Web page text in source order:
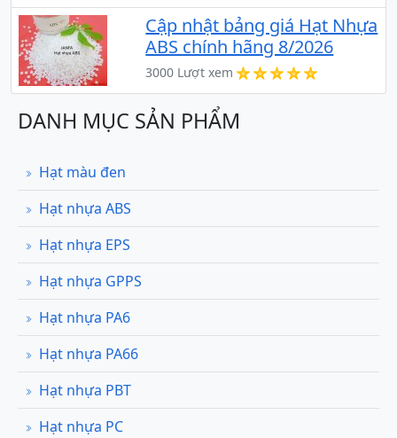
Cập nhật bảng giá Hạt Nhựa
ABS chính hãng 8/2026
3000 Lượt xem
DANH MỤC SẢN PHẨM
Hạt màu đen
Hạt nhựa ABS
Hạt nhựa EPS
Hạt nhựa GPPS
Hạt nhựa PA6
Hạt nhựa PA66
Hạt nhựa PBT
Hạt nhựa PC